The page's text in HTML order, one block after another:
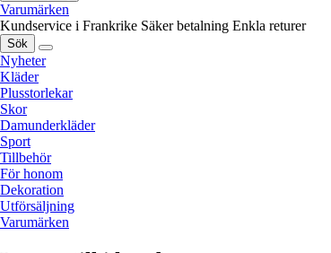
Varumärken
Kundservice i Frankrike Säker betalning Enkla returer
Sök
Nyheter
Kläder
Plusstorlekar
Skor
Damunderkläder
Sport
Tillbehör
För honom
Dekoration
Utförsäljning
Varumärken